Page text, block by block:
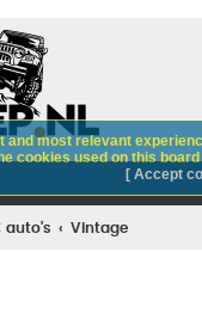
auto's Vintage
most relevant
cookies used on this
[ Accept